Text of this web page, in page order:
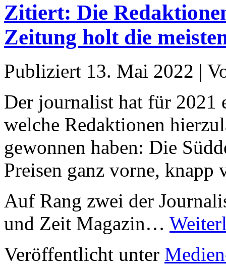
Zitiert: Die
Zeitung holt die
Publiziert 13. Mai 2022 |
Der journalist hat für 2021
welche Redaktionen
gewonnen haben: Die
Preisen ganz vorne,
Auf Rang zwei der
und Zeit Magazin…
Veröffentlicht unter